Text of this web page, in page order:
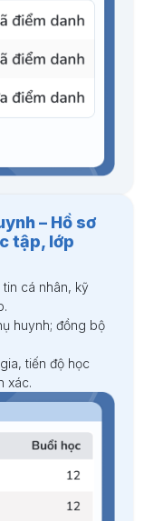
– Hồ sơ
tập, lớp
cá nhân, kỹ
huynh; đồng bộ
tiến độ học
xác.